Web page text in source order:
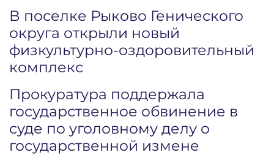
В поселке Рыково Генического
округа открыли новый
физкультурно-оздоровительный
комплекс
Прокуратура поддержала
государственное обвинение в
суде по уголовному делу о
государственной измене